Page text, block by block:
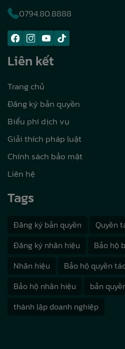
0794.80.8888
Liên kết
Trang chủ
Đăng ký bản quyền
Biểu phí dịch vụ
Giải thích pháp luật
Chính sách bảo mật
Liên hệ
Tags
Đăng ký bản quyền
Quyền
Đăng ký nhãn hiệu
Bảo hộ
Nhãn hiệu
Bảo hộ quyền
Bảo hộ nhãn hiệu
bản
thành lập doanh nghiệp